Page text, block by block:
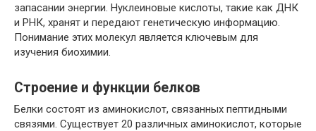
запасании энергии. Нуклеиновые кислоты, такие как ДНК
и РНК, хранят и передают генетическую информацию.
Понимание этих молекул является ключевым для
изучения биохимии.
Строение и функции белков
Белки состоят из аминокислот, связанных пептидными
связями. Существует 20 различных аминокислот, которые